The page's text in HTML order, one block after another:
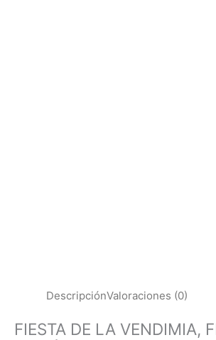
DescripciónValoraciones (0)
FIESTA DE LA VENDIMIA,